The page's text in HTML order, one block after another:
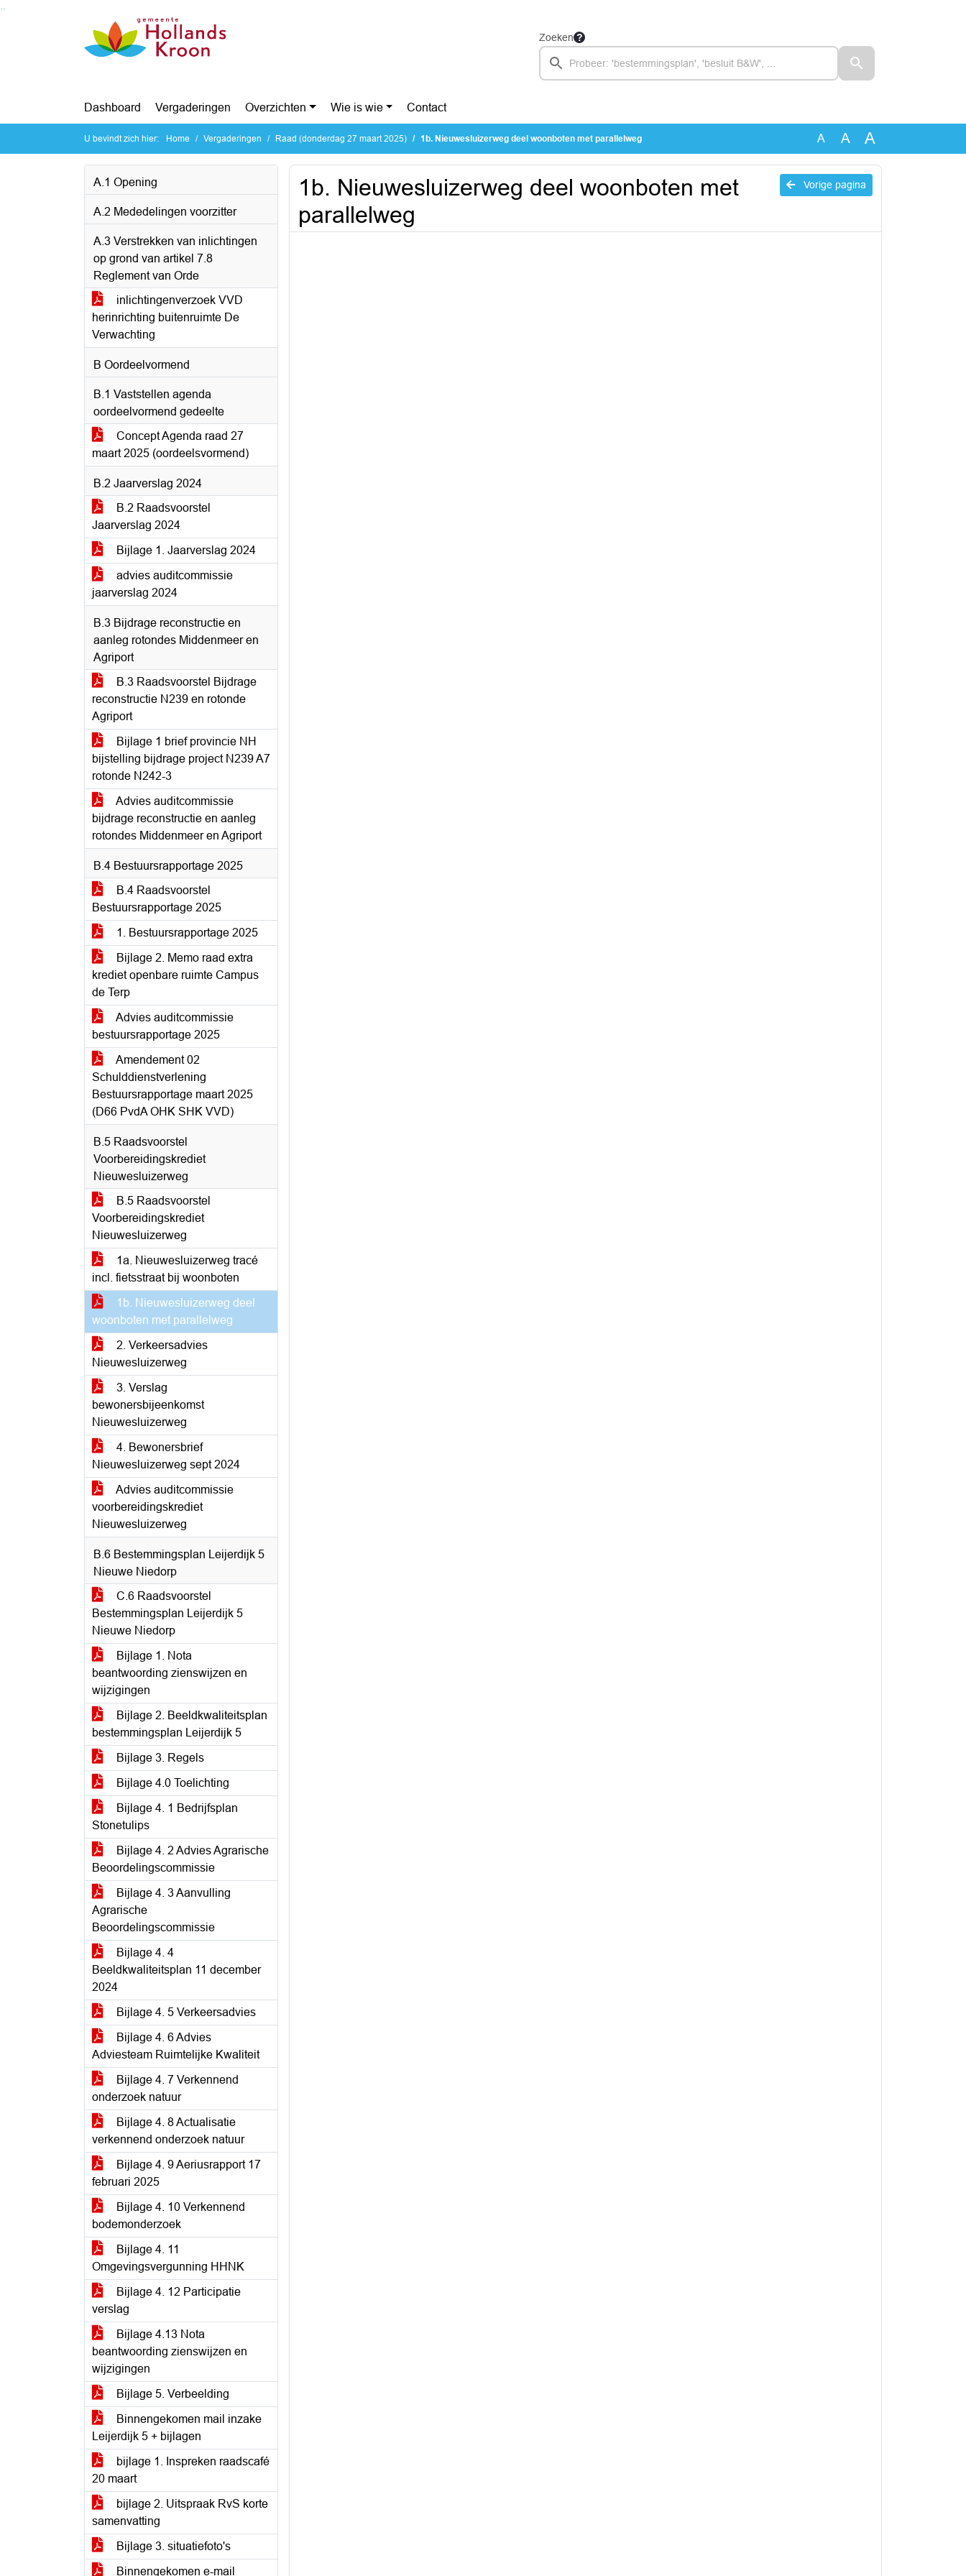
Ga naar de inhoud van deze pagina
Zoeken
Dashboard Vergaderingen Overzichten Wie is wie Contact
U bevindt zich hier: Home Vergaderingen Raad (donderdag 27 maart 2025) 1b. Nieuwesluizerweg deel woonboten met parallelweg A A A
A.1 Opening
A.2 Mededelingen voorzitter
A.3 Verstrekken van inlichtingen
op grond van artikel 7.8
Reglement van Orde
inlichtingenverzoek VVD
herinrichting buitenruimte De
Verwachting
B Oordeelvormend
B.1 Vaststellen agenda
oordeelvormend gedeelte
Concept Agenda raad 27
maart 2025 (oordeelsvormend)
B.2 Jaarverslag 2024
B.2 Raadsvoorstel
Jaarverslag 2024
Bijlage 1. Jaarverslag 2024
advies auditcommissie
jaarverslag 2024
B.3 Bijdrage reconstructie en
aanleg rotondes Middenmeer en
Agriport
B.3 Raadsvoorstel Bijdrage
reconstructie N239 en rotonde
Agriport
Bijlage 1 brief provincie NH
bijstelling bijdrage project N239 A7
rotonde N242-3
Advies auditcommissie
bijdrage reconstructie en aanleg
rotondes Middenmeer en Agriport
B.4 Bestuursrapportage 2025
B.4 Raadsvoorstel
Bestuursrapportage 2025
1. Bestuursrapportage 2025
Bijlage 2. Memo raad extra
krediet openbare ruimte Campus
de Terp
Advies auditcommissie
bestuursrapportage 2025
Amendement 02
Schulddienstverlening
Bestuursrapportage maart 2025
(D66 PvdA OHK SHK VVD)
B.5 Raadsvoorstel
Voorbereidingskrediet
Nieuwesluizerweg
B.5 Raadsvoorstel
Voorbereidingskrediet
Nieuwesluizerweg
1a. Nieuwesluizerweg tracé
incl. fietsstraat bij woonboten
1b. Nieuwesluizerweg deel
woonboten met parallelweg
2. Verkeersadvies
Nieuwesluizerweg
3. Verslag
bewonersbijeenkomst
Nieuwesluizerweg
4. Bewonersbrief
Nieuwesluizerweg sept 2024
Advies auditcommissie
voorbereidingskrediet
Nieuwesluizerweg
B.6 Bestemmingsplan Leijerdijk 5
Nieuwe Niedorp
C.6 Raadsvoorstel
Bestemmingsplan Leijerdijk 5
Nieuwe Niedorp
Bijlage 1. Nota
beantwoording zienswijzen en
wijzigingen
Bijlage 2. Beeldkwaliteitsplan
bestemmingsplan Leijerdijk 5
Bijlage 3. Regels
Bijlage 4.0 Toelichting
Bijlage 4. 1 Bedrijfsplan
Stonetulips
Bijlage 4. 2 Advies Agrarische
Beoordelingscommissie
Bijlage 4. 3 Aanvulling
Agrarische
Beoordelingscommissie
Bijlage 4. 4
Beeldkwaliteitsplan 11 december
2024
Bijlage 4. 5 Verkeersadvies
Bijlage 4. 6 Advies
Adviesteam Ruimtelijke Kwaliteit
Bijlage 4. 7 Verkennend
onderzoek natuur
Bijlage 4. 8 Actualisatie
verkennend onderzoek natuur
Bijlage 4. 9 Aeriusrapport 17
februari 2025
Bijlage 4. 10 Verkennend
bodemonderzoek
Bijlage 4. 11
Omgevingsvergunning HHNK
Bijlage 4. 12 Participatie
verslag
Bijlage 4.13 Nota
beantwoording zienswijzen en
wijzigingen
Bijlage 5. Verbeelding
Binnengekomen mail inzake
Leijerdijk 5 + bijlagen
bijlage 1. Inspreken raadscafé
20 maart
bijlage 2. Uitspraak RvS korte
samenvatting
Bijlage 3. situatiefoto's
Binnengekomen e-mail
Vorige pagina
1b. Nieuwesluizerweg deel woonboten met
parallelweg